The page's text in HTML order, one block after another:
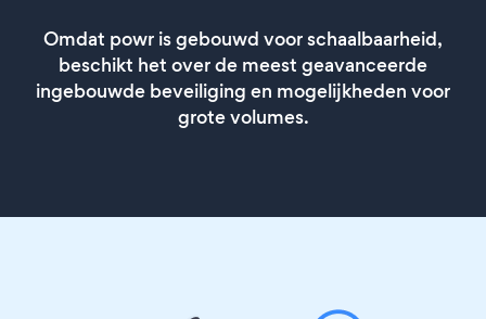
Omdat powr is gebouwd voor schaalbaarheid,
beschikt het over de meest geavanceerde
ingebouwde beveiliging en mogelijkheden voor
grote volumes.